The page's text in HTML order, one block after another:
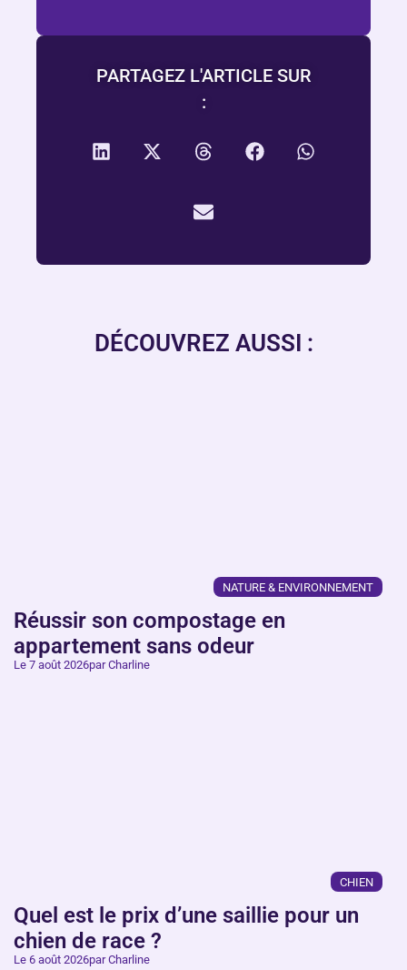
PARTAGEZ L'ARTICLE SUR
:
DÉCOUVREZ AUSSI :
NATURE & ENVIRONNEMENT
Réussir son compostage en
appartement sans odeur
Le 7 août 2026par Charline
CHIEN
Quel est le prix d’une saillie pour un
chien de race ?
Le 6 août 2026par Charline